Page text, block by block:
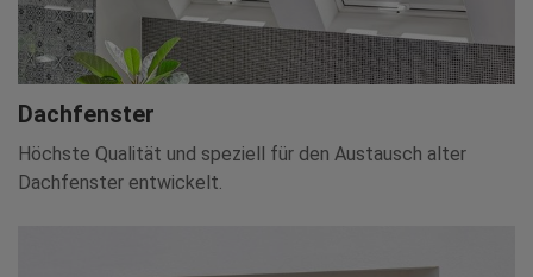
Dachfenster
Höchste Qualität und speziell für den Austausch alter
Dachfenster entwickelt.